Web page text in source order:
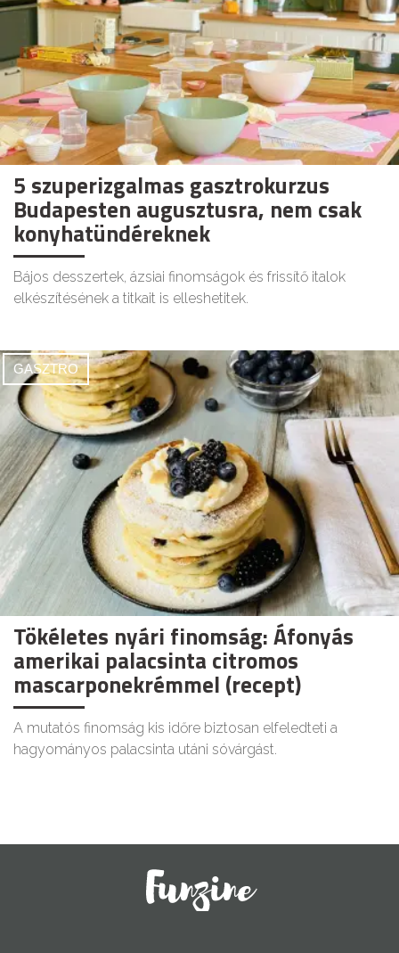
5 szuperizgalmas gasztrokurzus
Budapesten augusztusra, nem csak
konyhatündéreknek
Bájos desszertek, ázsiai finomságok és frissítő italok
elkészítésének a titkait is elleshetitek.
GASZTRO
Tökéletes nyári finomság: Áfonyás
amerikai palacsinta citromos
mascarponekrémmel (recept)
A mutatós finomság kis időre biztosan elfeledteti a
hagyományos palacsinta utáni sóvárgást.